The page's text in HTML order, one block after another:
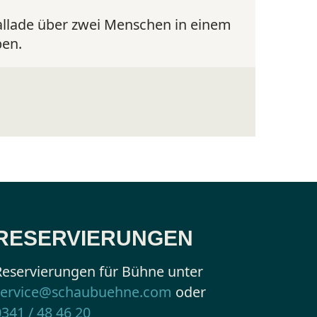
über zwei Menschen in einem
für Bühne unter
oder
/ 48 46 20